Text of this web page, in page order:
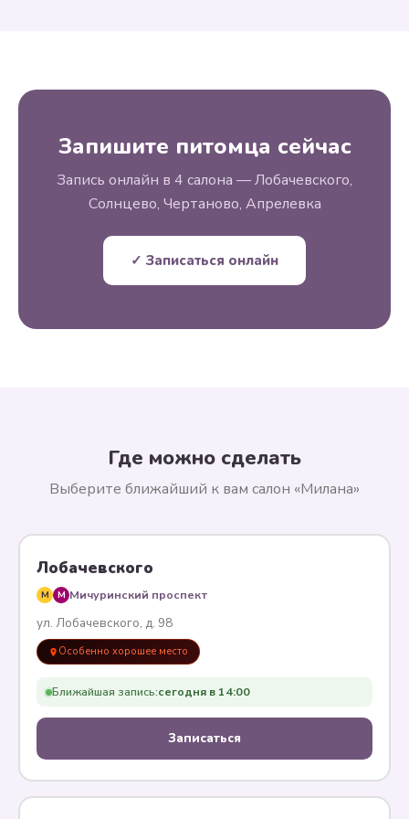
Запишите питомца сейчас
Запись онлайн в 4 салона — Лобачевского,
Солнцево, Чертаново, Апрелевка
✓ Записаться онлайн
Где можно сделать
Выберите ближайший к вам салон «Милана»
Лобачевского
M M Мичуринский проспект
ул. Лобачевского, д. 98
Особенно хорошее место
Ближайшая запись:сегодня в 14:00
Записаться